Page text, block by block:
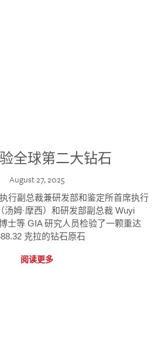
全球第二大钻石
August 27, 2025
行副总裁兼研发部和鉴定所首席执行
汤姆·摩西）和研发部副总裁 Wuyi
士等 GIA 研究人员检验了一颗重达
克拉的钻石原石
阅读更多